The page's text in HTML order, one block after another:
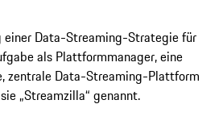
einer Data-Streaming-Strategie für
als Plattformmanager, eine
zentrale Data-Streaming-Plattform
„Streamzilla“ genannt.